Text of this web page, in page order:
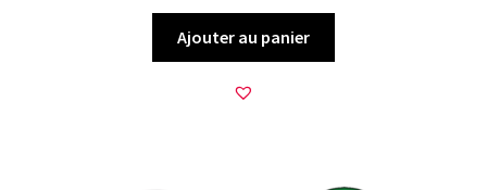
Ajouter au panier